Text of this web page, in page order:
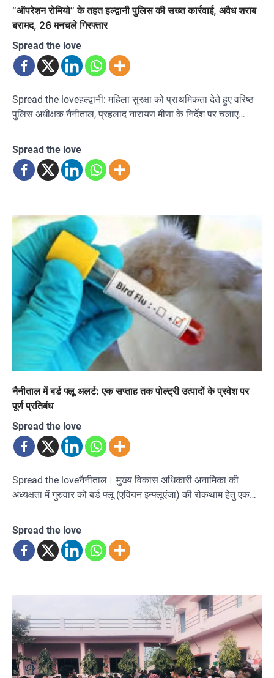
“ऑपरेशन रोमियो” के तहत हल्द्वानी पुलिस की सख्त कार्रवाई, अवैध शराब
बरामद, 26 मनचले गिरफ्तार
Spread the love
Spread the loveहल्द्वानी: महिला सुरक्षा को प्राथमिकता देते हुए वरिष्ठ
पुलिस अधीक्षक नैनीताल, प्रहलाद नारायण मीणा के निर्देश पर चलाए…
Spread the love
नैनीताल में बर्ड फ्लू अलर्ट: एक सप्ताह तक पोल्ट्री उत्पादों के प्रवेश पर
पूर्ण प्रतिबंध
Spread the love
Spread the loveनैनीताल। मुख्य विकास अधिकारी अनामिका की
अध्यक्षता में गुरुवार को बर्ड फ्लू (एवियन इन्फ्लूएंजा) की रोकथाम हेतु एक…
Spread the love